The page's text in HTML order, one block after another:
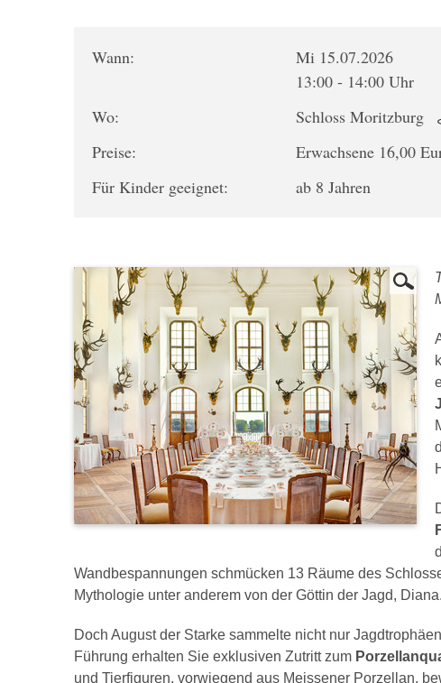
Wann:
Mi 15.07.2026
13:00 - 14:00 Uhr
Wo:
Schloss Moritzburg
Preise:
Erwachsene 16,00
Für Kinder geeignet:
ab 8 Jahren
Wandbespannungen schmücken 13 Räume des
Mythologie unter anderem von der Göttin der Jagd, Diana.
Doch August der Starke sammelte nicht nur
Führung erhalten Sie exklusiven Zutritt zum
und Tierfiguren, vorwiegend aus Meissener Porzellan,